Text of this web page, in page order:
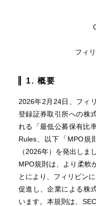
フィ
1. 概要
2026年2月24日、フィ
登録証券取引所への株
れる「最低公募保有比
Rules、以下「MPO規
（2026年）を発出しまし
MPO規則は、より柔軟
とにより、フィリピン
促進し、企業による株
います。本規則は、